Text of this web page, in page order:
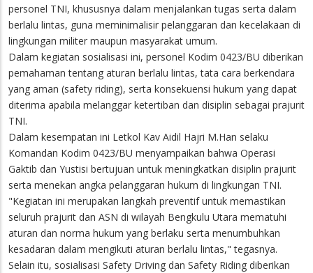
personel TNI, khususnya dalam menjalankan tugas serta dalam
berlalu lintas, guna meminimalisir pelanggaran dan kecelakaan di
lingkungan militer maupun masyarakat umum.
Dalam kegiatan sosialisasi ini, personel Kodim 0423/BU diberikan
pemahaman tentang aturan berlalu lintas, tata cara berkendara
yang aman (safety riding), serta konsekuensi hukum yang dapat
diterima apabila melanggar ketertiban dan disiplin sebagai prajurit
TNI.
Dalam kesempatan ini Letkol Kav Aidil Hajri M.Han selaku
Komandan Kodim 0423/BU menyampaikan bahwa Operasi
Gaktib dan Yustisi bertujuan untuk meningkatkan disiplin prajurit
serta menekan angka pelanggaran hukum di lingkungan TNI.
"Kegiatan ini merupakan langkah preventif untuk memastikan
seluruh prajurit dan ASN di wilayah Bengkulu Utara mematuhi
aturan dan norma hukum yang berlaku serta menumbuhkan
kesadaran dalam mengikuti aturan berlalu lintas," tegasnya.
Selain itu, sosialisasi Safety Driving dan Safety Riding diberikan